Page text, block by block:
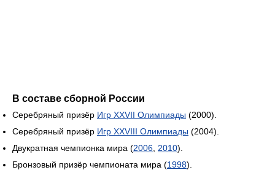
В составе сборной России
Серебряный призёр Игр XXVII Олимпиады (2000).
Серебряный призёр Игр XXVIII Олимпиады (2004).
Двукратная чемпионка мира (2006 2010).
Бронзовый призёр чемпионата мира (1998).